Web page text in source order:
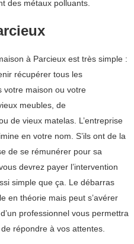
des métaux polluants.
à Parcieux est très simple :
récupérer tous les
votre maison ou votre
meubles, de
de vieux matelas. L’entreprise
en votre nom. S’ils ont de la
de se rémunérer pour sa
devrez payer l’intervention
simple que ça. Le débarras
en théorie mais peut s’avérer
professionnel vous permettra
répondre à vos attentes.